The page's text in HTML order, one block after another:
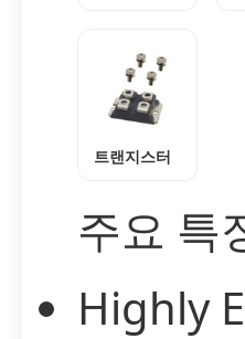
트랜지스터
주요 특
Highly